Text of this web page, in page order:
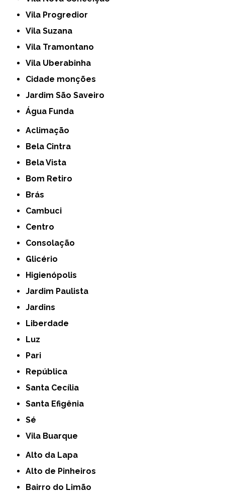
Vila Progredior
Vila Suzana
Vila Tramontano
Vila Uberabinha
cidade monções
jardim São Saveiro
Água Funda
Aclimação
Bela Cintra
Bela Vista
Bom Retiro
Brás
Cambuci
Centro
Consolação
Glicério
Higienópolis
Jardim Paulista
Jardins
Liberdade
Luz
Pari
República
Santa Cecília
Santa Efigênia
Sé
Vila Buarque
Alto da Lapa
Alto de Pinheiros
Bairro do Limão